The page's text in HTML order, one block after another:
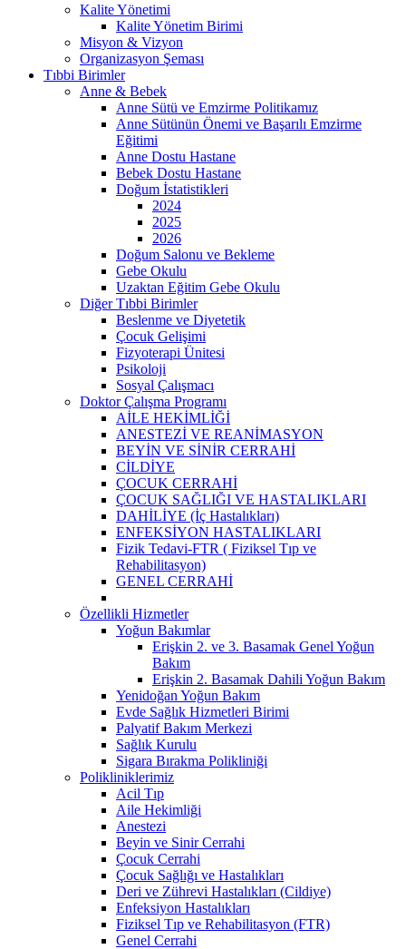
Kalite Yönetimi
Kalite Yönetim Birimi
Misyon & Vizyon
Organizasyon Şeması
Tıbbi Birimler
Anne & Bebek
Anne Sütü ve Emzirme Politikamız
Anne Sütünün Önemi ve Başarılı Emzirme
Eğitimi
Anne Dostu Hastane
Bebek Dostu Hastane
Doğum İstatistikleri
2024
2025
2026
Doğum Salonu ve Bekleme
Gebe Okulu
Uzaktan Eğitim Gebe Okulu
Diğer Tıbbi Birimler
Beslenme ve Diyetetik
Çocuk Gelişimi
Fizyoterapi Ünitesi
Psikoloji
Sosyal Çalışmacı
Doktor Çalışma Programı
AİLE HEKİMLİĞİ
ANESTEZİ VE REANİMASYON
BEYİN VE SİNİR CERRAHİ
CİLDİYE
ÇOCUK CERRAHİ
ÇOCUK SAĞLIĞI VE HASTALIKLARI
DAHİLİYE (İç Hastalıkları)
ENFEKSİYON HASTALIKLARI
Fizik Tedavi-FTR ( Fiziksel Tıp ve
Rehabilitasyon)
GENEL CERRAHİ
Özellikli Hizmetler
Yoğun Bakımlar
Erişkin 2. ve 3. Basamak Genel Yoğun
Bakım
Erişkin 2. Basamak Dahili Yoğun Bakım
Yenidoğan Yoğun Bakım
Evde Sağlık Hizmetleri Birimi
Palyatif Bakım Merkezi
Sağlık Kurulu
Sigara Bırakma Polikliniği
Polikliniklerimiz
Acil Tıp
Aile Hekimliği
Anestezi
Beyin ve Sinir Cerrahi
Çocuk Cerrahi
Çocuk Sağlığı ve Hastalıkları
Deri ve Zührevi Hastalıkları (Cildiye)
Enfeksiyon Hastalıkları
Fiziksel Tıp ve Rehabilitasyon (FTR)
Genel Cerrahi